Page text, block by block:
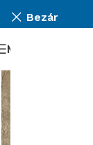
Bezár
Menü